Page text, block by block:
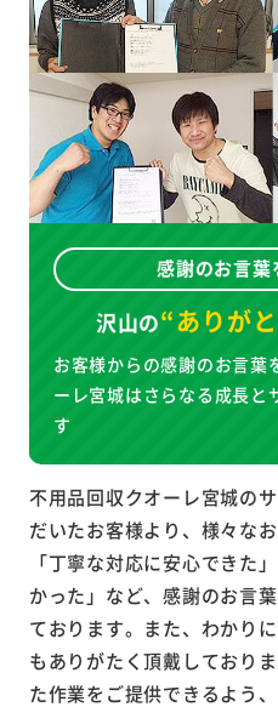
感謝のお言
沢山の“ありが
お客様からの感謝のお言葉
ーレ宮城はさらなる成長と
す
不用品回収クオーレ宮城の
だいたお客様より、様々な
「丁寧な対応に安心できた
かった」など、感謝のお言
ております。また、わかり
もありがたく頂戴しており
た作業をご提供できるよう